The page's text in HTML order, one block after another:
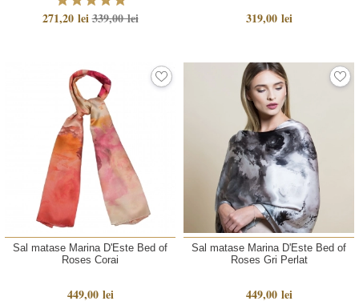
271,20 lei339,00 lei 319,00 lei
Sal matase Marina D'Este Bed of
Roses Corai
449,00 lei
Sal matase Marina D'Este Bed of
Roses Gri Perlat
449,00 lei